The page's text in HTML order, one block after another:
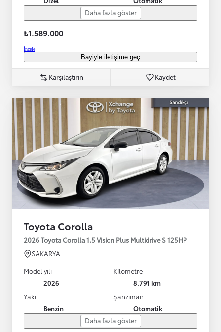
Daha fazla göster
₺1.589.000
İncele
Bayiyle iletişime geç
Karşılaştırın Kaydet
Toyota Corolla
2026 Toyota Corolla 1.5 Vision Plus Multidrive S 125HP
SAKARYA
Model yılı
2026
Kilometre
8.791 km
Yakıt
Benzin
Şanzıman
Otomatik
Daha fazla göster